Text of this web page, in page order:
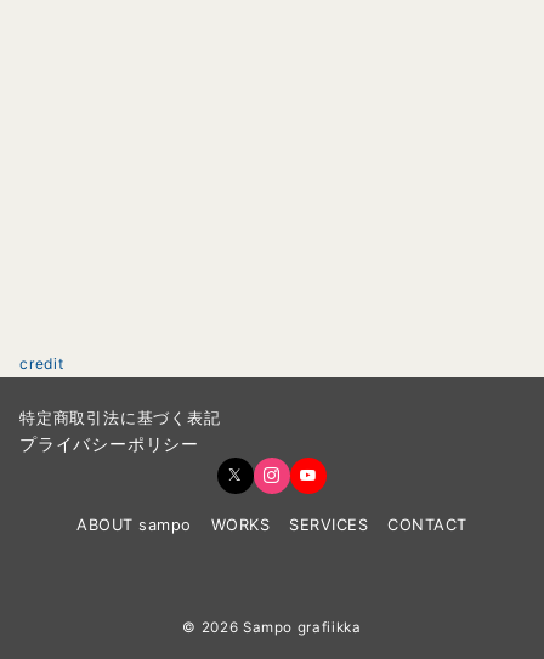
credit
特定商取引法に基づく表記
プライバシーポリシー
ABOUT sampo WORKS SERVICES CONTACT
© 2026 Sampo grafiikka